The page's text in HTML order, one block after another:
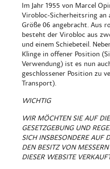
Im Jahr 1955 von Marcel
Virobloc-Sicherheitsring an
Größe 06 angebracht. Aus
besteht der Virobloc aus
und einem Schiebeteil.
Klinge in offener Position
Verwendung) ist es nun
geschlossener Position zu
Transport).
WICHTIG
WIR MÖCHTEN SIE AUF
GESETZGEBUNG UND
SICH INSBESONDERE AUF
DEN BESITZ VON
DIESER WEBSITE